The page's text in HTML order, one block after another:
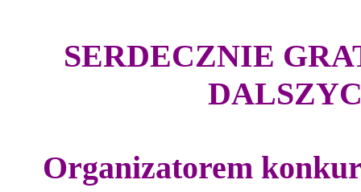
SERDECZNIE
Organizatorem